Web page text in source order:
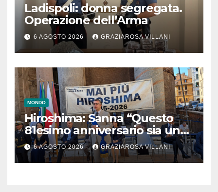
Ladispoli: donna segregata.
Operazione dell’Arma
6 AGOSTO 2026 GRAZIAROSA VILLANI
MONDO
Hiroshima: Sanna “Questo
81esimo anniversario sia un
monito per tutti”
6 AGOSTO 2026 GRAZIAROSA VILLANI